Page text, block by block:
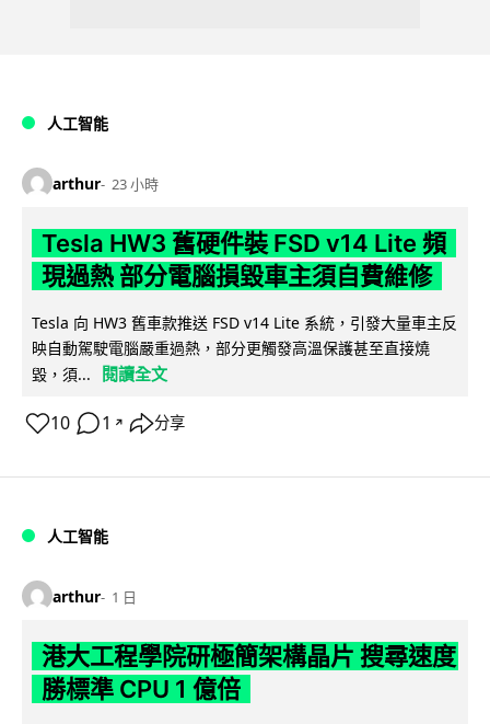
人工智能
arthur 23 小時
Tesla HW3 舊硬件裝 FSD v14 Lite 頻
現過熱 部分電腦損毀車主須自費維修
Tesla 向 HW3 舊車款推送 FSD v14 Lite 系統，引發大量車主反
映自動駕駛電腦嚴重過熱，部分更觸發高溫保護甚至直接燒
毀，須...
閱讀全文
10 1 ↗ 分享
人工智能
arthur 1 日
港大工程學院研極簡架構晶片 搜尋速度
勝標準 CPU 1 億倍